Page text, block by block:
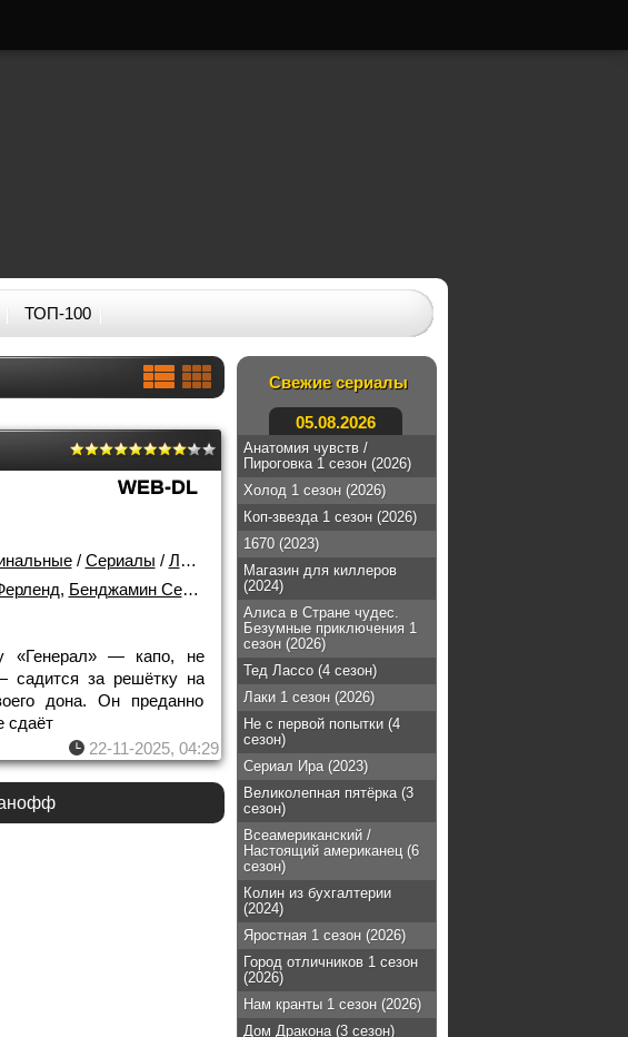
WEB-DL
/ Сериалы / Лучшие фильмы!
, Бенджамин Семанофф
«Генерал» — капо, не
садится за решётку на
дона. Он преданно
сдаёт
22-11-2025, 04:29
Свежие сериалы
05.08.2026
Анатомия чувств /
Пироговка 1 сезон (2026)
Холод 1 сезон (2026)
Коп-звезда 1 сезон (2026)
1670 (2023)
Магазин для киллеров
(2024)
Алиса в Стране чудес.
Безумные приключения 1
сезон (2026)
Тед Лассо (4 сезон)
Лаки 1 сезон (2026)
Не с первой попытки (4
сезон)
Сериал Ира (2023)
Великолепная пятёрка (3
сезон)
Всеамериканский /
Настоящий американец (6
сезон)
Колин из бухгалтерии
(2024)
Яростная 1 сезон (2026)
Город отличников 1 сезон
(2026)
Нам кранты 1 сезон (2026)
Дом Дракона (3 сезон)
ТОП-100